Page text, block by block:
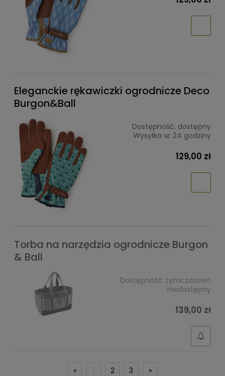
Eleganckie rękawiczki ogrodnicze Deco
Burgon&Ball
Dostępność: dostępny
Wysyłka w: 24 godziny
129,00 zł
Torba na narzędzia ogrodnicze Burgon
& Ball
Dostępność: tymczasowo
niedostępny
139,00 zł
« 1 2 3 »